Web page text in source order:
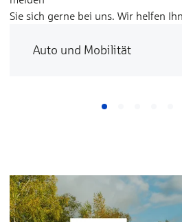
Sie sich gerne bei uns. Wir helfen
Auto und Mobilität